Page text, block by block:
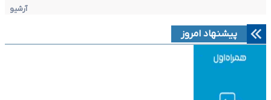
آرشیو
پیشنهاد امروز